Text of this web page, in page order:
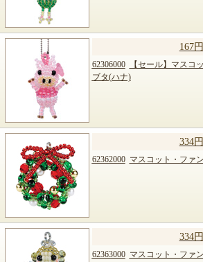
167円
62306000
【セール】マス
ブタ(ハナ)
334円
62362000 マスコット・ファ
334円
62363000 マスコット・ファ